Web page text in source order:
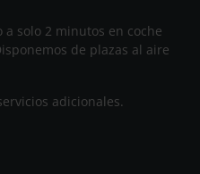
a solo 2 minutos en coche
de plazas al aire
adicionales.